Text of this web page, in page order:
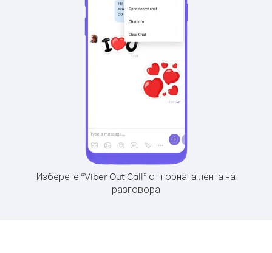
Изберете “Viber Out Call” от горната лента на
разговора